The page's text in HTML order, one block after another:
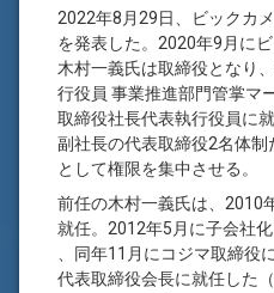
2022年8月29日、ビックカ
を発表した。2020年9月に
木村一義氏は取締役となり
行役員 事業推進部門管掌マ
取締役社長代表執行役員に
副社長の代表取締役2名体
として権限を集中させる。
前任の木村一義氏は、2010
就任。2012年5月に子会社
、同年11月にコジマ取締役
代表取締役会長に就任した